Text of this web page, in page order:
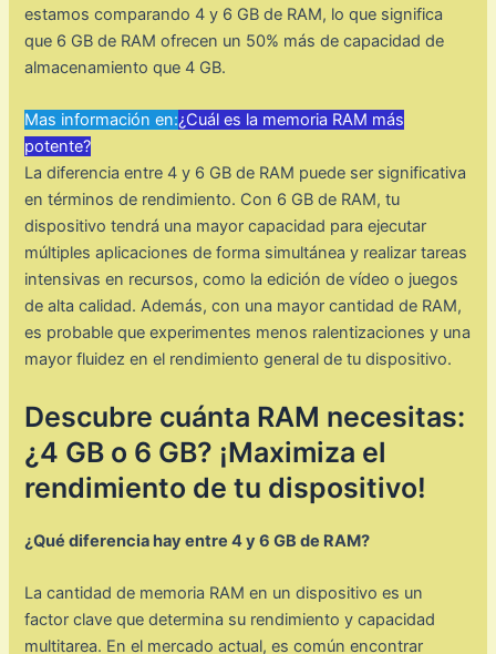
estamos comparando 4 y 6 GB de RAM, lo que significa
que 6 GB de RAM ofrecen un 50% más de capacidad de
almacenamiento que 4 GB.
Mas información en:¿Cuál es la memoria RAM más
potente?
La diferencia entre 4 y 6 GB de RAM puede ser significativa
en términos de rendimiento. Con 6 GB de RAM, tu
dispositivo tendrá una mayor capacidad para ejecutar
múltiples aplicaciones de forma simultánea y realizar tareas
intensivas en recursos, como la edición de vídeo o juegos
de alta calidad. Además, con una mayor cantidad de RAM,
es probable que experimentes menos ralentizaciones y una
mayor fluidez en el rendimiento general de tu dispositivo.
Descubre cuánta RAM necesitas:
¿4 GB o 6 GB? ¡Maximiza el
rendimiento de tu dispositivo!
¿Qué diferencia hay entre 4 y 6 GB de RAM?
La cantidad de memoria RAM en un dispositivo es un
factor clave que determina su rendimiento y capacidad
multitarea. En el mercado actual, es común encontrar